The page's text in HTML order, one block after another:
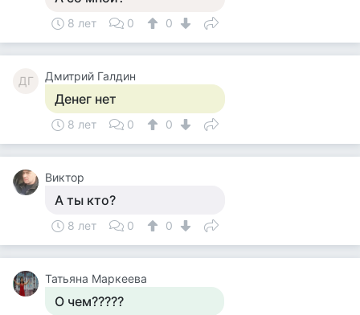
8 лет 0 0
ДГ Дмитрий Галдин
Денег нет
8 лет 0 0
Виктор
А ты кто?
8 лет 0 0
Татьяна Маркеева
О чем?????